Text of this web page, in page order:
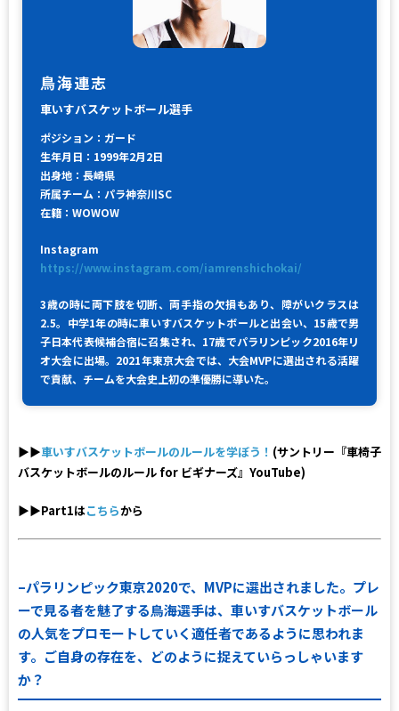
鳥海連志
車いすバスケットボール選手
ポジション：ガード
生年月日：1999年2月2日
出身地：長崎県
所属チーム：パラ神奈川SC
在籍：WOWOW
Instagram
https://www.instagram.com/iamrenshichokai/
3歳の時に両下肢を切断、両手指の欠損もあり、障がいクラスは
2.5。中学1年の時に車いすバスケットボールと出会い、15歳で男
子日本代表候補合宿に召集され、17歳でパラリンピック2016年リ
オ大会に出場。2021年東京大会では、大会MVPに選出される活躍
で貢献、チームを大会史上初の準優勝に導いた。
▶▶車いすバスケットボールのルールを学ぼう！ (サントリー『車椅子
バスケットボールのルール for ビギナーズ』YouTube)
▶▶Part1はこちらから
–パラリンピック東京2020で、MVPに選出されました。プレ
ーで見る者を魅了する鳥海選手は、車いすバスケットボール
の人気をプロモートしていく適任者であるように思われま
す。ご自身の存在を、どのように捉えていらっしゃいます
か？